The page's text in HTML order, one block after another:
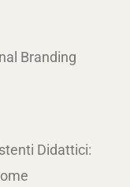
Branding
Didattici: